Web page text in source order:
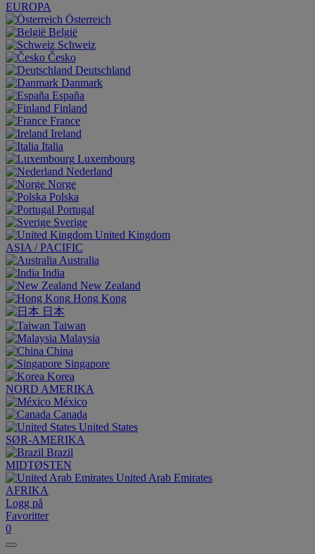
EUROPA
Österreich
België
Schweiz
Česko
Deutschland
Danmark
España
Finland
France
Ireland
Italia
Luxembourg
Nederland
Norge
Polska
Portugal
Sverige
United Kingdom
ASIA / PACIFIC
Australia
India
New Zealand
Hong Kong
日本
Taiwan
Malaysia
China
Singapore
Korea
NORD AMERIKA
México
Canada
United States
SØR-AMERIKA
Brazil
MIDTØSTEN
United Arab Emirates
AFRIKA
Logg på
Favoritter
0